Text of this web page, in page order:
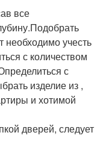
все
необходимо учесть
с количеством
с
изделие из ,
и хотимой
дверей, следует